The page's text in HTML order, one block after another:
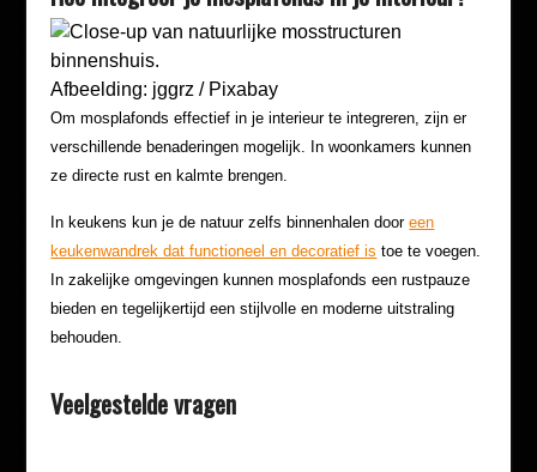
Afbeelding: jggrz / Pixabay
Om mosplafonds effectief in je interieur te integreren, zijn er
verschillende benaderingen mogelijk. In woonkamers kunnen
ze directe rust en kalmte brengen.
In keukens kun je de natuur zelfs binnenhalen dooreen
keukenwandrek dat functioneel en decoratief is toe te voegen.
In zakelijke omgevingen kunnen mosplafonds een rustpauze
bieden en tegelijkertijd een stijlvolle en moderne uitstraling
behouden.
Veelgestelde vragen